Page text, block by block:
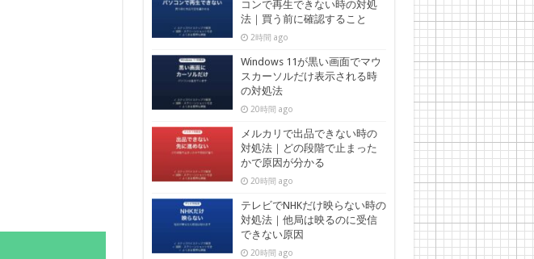
コンで再生できない時の対処
法｜買う前に確認すること
2時間 ago
Windows 11が黒い画面でマウ
スカーソルだけ表示される時
の対処法
20時間 ago
メルカリで出品できない時の
対処法｜どの段階で止まった
かで原因が分かる
20時間 ago
テレビでNHKだけ映らない時の
対処法｜他局は映るのに受信
できない原因
20時間 ago